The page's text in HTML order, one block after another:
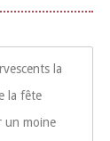
la
la fête
un moine